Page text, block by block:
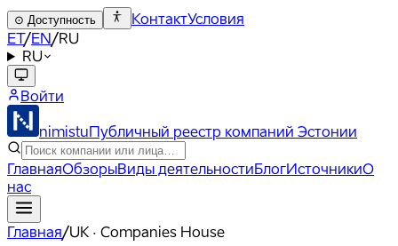
⊙ Доступность КонтактУсловия
ET/EN/RU
RU
Войти
nimistuПубличный реестр компаний Эстонии
ГлавнаяОбзорыВиды деятельностиБлогИсточникиО
нас
Главная/UK · Companies House